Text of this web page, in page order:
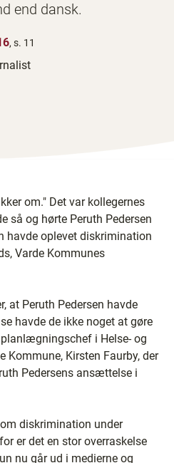
end dansk.
, s. 11
om." Det var kollegernes
så og hørte Peruth Pedersen
havde oplevet diskrimination
Varde Kommunes
at Peruth Pedersen havde
havde de ikke noget at gøre
i Helse- og
Kommune, Kirsten Faurby, der
Pedersens ansættelse i
diskrimination under
er det en stor overraskelse
nu går ud i medierne og